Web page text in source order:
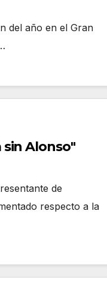
del año en el Gran
Alonso"
de
respecto a la